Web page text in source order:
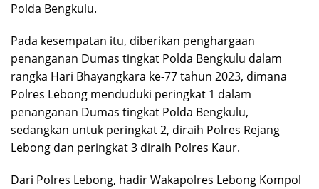
Polda Bengkulu.
Pada kesempatan itu, diberikan penghargaan
penanganan Dumas tingkat Polda Bengkulu dalam
rangka Hari Bhayangkara ke-77 tahun 2023, dimana
Polres Lebong menduduki peringkat 1 dalam
penanganan Dumas tingkat Polda Bengkulu,
sedangkan untuk peringkat 2, diraih Polres Rejang
Lebong dan peringkat 3 diraih Polres Kaur.
Dari Polres Lebong, hadir Wakapolres Lebong Kompol